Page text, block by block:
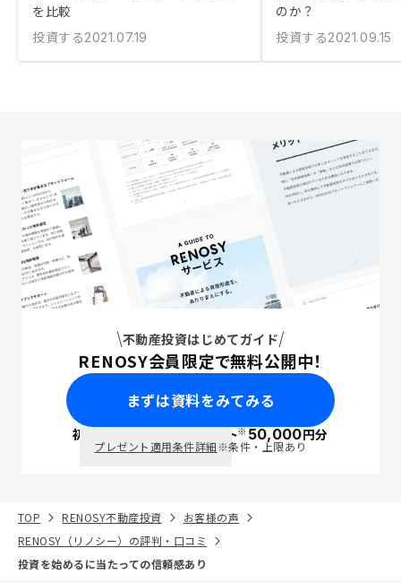
を比較
投資する2021.07.19
のか？
投資する2021.09.15
不動産投資はじめてガイド
RENOSY会員限定で無料公開中！
まずは資料をみてみる
初回面談で ポイント※50,000円分
プレゼント適用条件詳細※条件・上限あり
TOP RENOSY不動産投資
お客様の声
RENOSY（リノシー）の評判・口コミ
投資を始めるに当たっての信頼感あり